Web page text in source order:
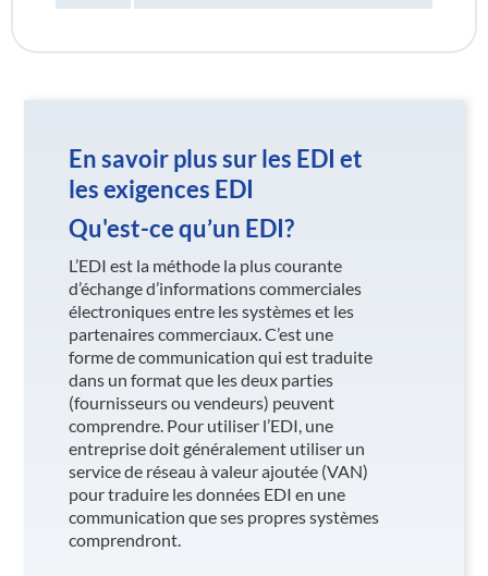
En savoir plus sur les EDI et
les exigences EDI
Qu'est-ce qu’un EDI?
L’EDI est la méthode la plus courante
d’échange d’informations commerciales
électroniques entre les systèmes et les
partenaires commerciaux. C’est une
forme de communication qui est traduite
dans un format que les deux parties
(fournisseurs ou vendeurs) peuvent
comprendre. Pour utiliser l’EDI, une
entreprise doit généralement utiliser un
service de réseau à valeur ajoutée (VAN)
pour traduire les données EDI en une
communication que ses propres systèmes
comprendront.